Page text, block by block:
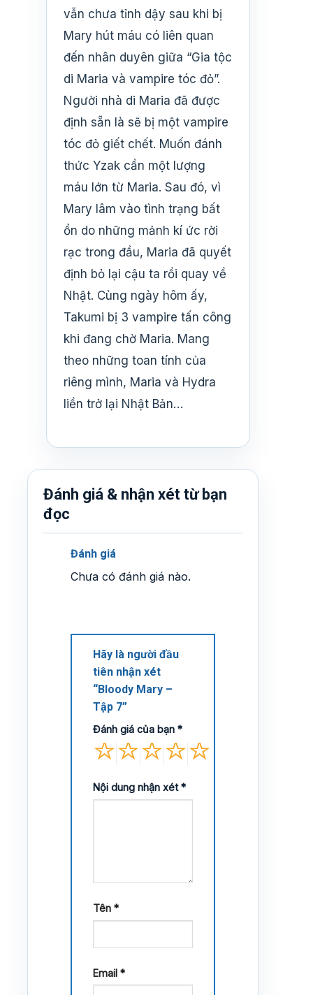
vẫn chưa tỉnh dậy sau khi bị
Mary hút máu có liên quan
đến nhân duyên giữa “Gia tộc
di Maria và vampire tóc đỏ”.
Người nhà di Maria đã được
định sẵn là sẽ bị một vampire
tóc đỏ giết chết. Muốn đánh
thức Yzak cần một lượng
máu lớn từ Maria. Sau đó, vì
Mary lâm vào tình trạng bất
ổn do những mảnh kí ức rời
rạc trong đầu, Maria đã quyết
định bỏ lại cậu ta rồi quay về
Nhật. Cùng ngày hôm ấy,
Takumi bị 3 vampire tấn công
khi đang chờ Maria. Mang
theo những toan tính của
riêng mình, Maria và Hydra
liền trở lại Nhật Bản…
Đánh giá & nhận xét từ bạn
đọc
Đánh giá
Chưa có đánh giá nào.
Hãy là người đầu
tiên nhận xét
“Bloody Mary –
Tập 7”
Đánh giá của bạn *
Nội dung nhận xét*
Tên *
Email *